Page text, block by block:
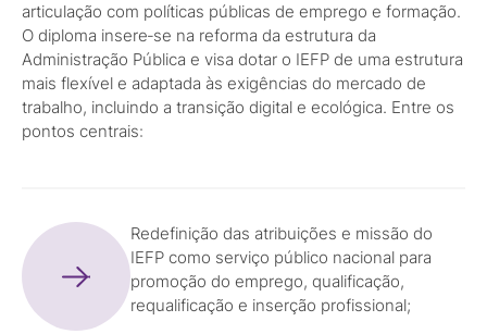
articulação com políticas públicas de emprego e formação.
O diploma insere‑se na reforma da estrutura da
Administração Pública e visa dotar o IEFP de uma estrutura
mais flexível e adaptada às exigências do mercado de
trabalho, incluindo a transição digital e ecológica. Entre os
pontos centrais:
Redefinição das atribuições e missão do
IEFP como serviço público nacional para
promoção do emprego, qualificação,
requalificação e inserção profissional;